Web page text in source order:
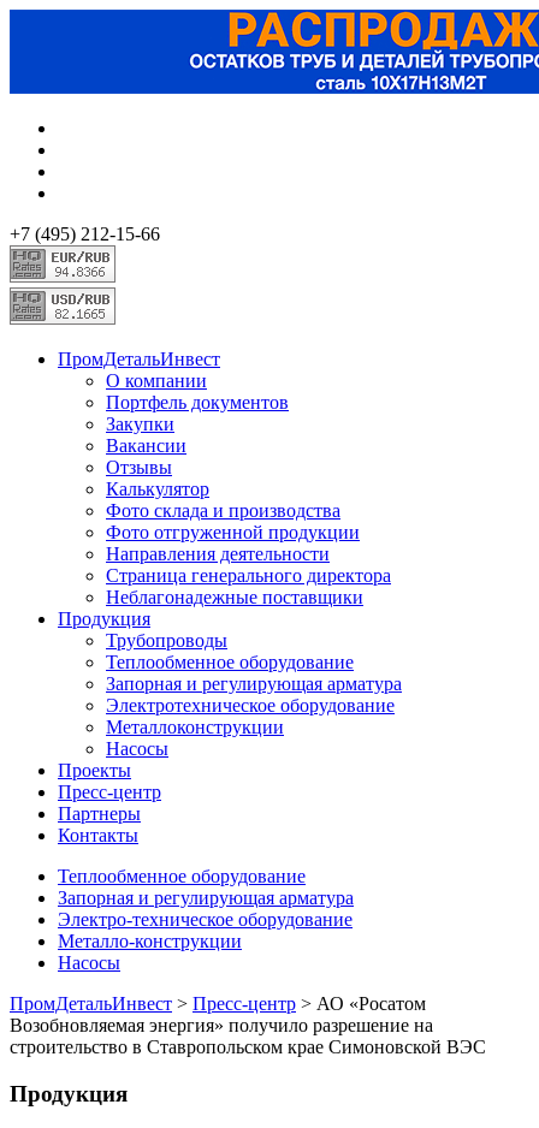
+7 (495) 212-15-66
ПромДетальИнвест
О компании
Портфель документов
Закупки
Вакансии
Отзывы
Калькулятор
Фото склада и производства
Фото отгруженной продукции
Направления деятельности
Страница генерального директора
Неблагонадежные поставщики
Продукция
Трубопроводы
Теплообменное оборудование
Запорная и регулирующая арматура
Электротехническое оборудование
Металлоконструкции
Насосы
Проекты
Пресс-центр
Партнеры
Контакты
Теплообменное оборудование
Запорная и регулирующая арматура
Электро-техническое оборудование
Металло-конструкции
Насосы
ПромДетальИнвест > Пресс-центр > АО «Росатом
Возобновляемая энергия» получило разрешение на
строительство в Ставропольском крае Симоновской ВЭС
Продукция